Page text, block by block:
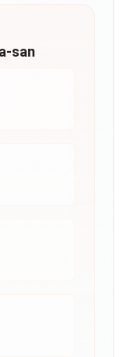
san